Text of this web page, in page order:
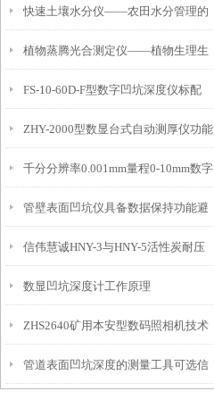
快速土壤水分仪——农田水分管理的
便携式检测工具
植物蒸腾光合测定仪——植物生理生
态的实时监测设备
FS-10-60D-F型数字凹坑深度仪标配
IP54级表头分辨率0.01mm量程
10mm！
ZHY-2000型数显台式自动测厚仪功能
特点
千分分辨率0.001mm量程0-10mm数字
埋头度仪技术参数！
管壁表面凹坑仪具备数据保持功能避
免测试过程中测针移动导致数据变动
信伟慧诚HNY-3与HNY-5活性炭耐压
强度测定仪技术参数！
数显凹坑深度计工作原理
ZHS2640矿用本安型数码照相机技术
参数！
管道表面凹坑深度的测量工具可选信